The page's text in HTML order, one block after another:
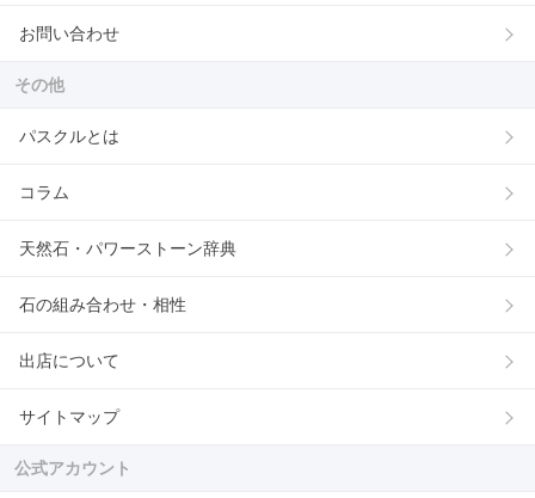
お問い合わせ
その他
パスクルとは
コラム
天然石・パワーストーン辞典
石の組み合わせ・相性
出店について
サイトマップ
公式アカウント